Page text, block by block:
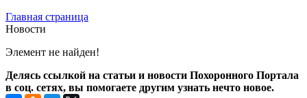
Главная страница
Новости
Элемент не найден!
Делясь ссылкой на статьи и новости Похоронного Портала
в соц. сетях, вы помогаете другим узнать нечто новое.